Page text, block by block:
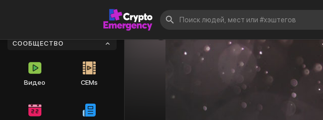
СООБЩЕСТВО
Видео CEMs